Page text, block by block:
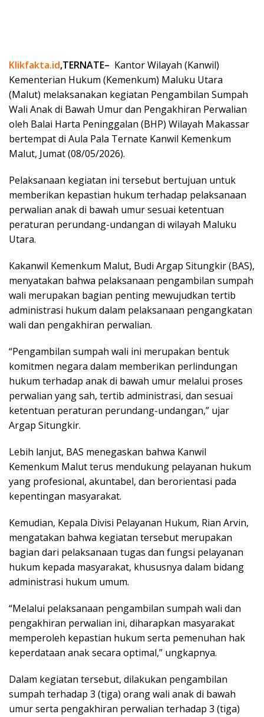
Klikfakta.id,TERNATE– Kantor Wilayah (Kanwil)
Kementerian Hukum (Kemenkum) Maluku Utara
(Malut) melaksanakan kegiatan Pengambilan Sumpah
Wali Anak di Bawah Umur dan Pengakhiran Perwalian
oleh Balai Harta Peninggalan (BHP) Wilayah Makassar
bertempat di Aula Pala Ternate Kanwil Kemenkum
Malut, Jumat (08/05/2026).
Pelaksanaan kegiatan ini tersebut bertujuan untuk
memberikan kepastian hukum terhadap pelaksanaan
perwalian anak di bawah umur sesuai ketentuan
peraturan perundang-undangan di wilayah Maluku
Utara.
Kakanwil Kemenkum Malut, Budi Argap Situngkir (BAS),
menyatakan bahwa pelaksanaan pengambilan sumpah
wali merupakan bagian penting mewujudkan tertib
administrasi hukum dalam pelaksanaan pengangkatan
wali dan pengakhiran perwalian.
“Pengambilan sumpah wali ini merupakan bentuk
komitmen negara dalam memberikan perlindungan
hukum terhadap anak di bawah umur melalui proses
perwalian yang sah, tertib administrasi, dan sesuai
ketentuan peraturan perundang-undangan,” ujar
Argap Situngkir.
Lebih lanjut, BAS menegaskan bahwa Kanwil
Kemenkum Malut terus mendukung pelayanan hukum
yang profesional, akuntabel, dan berorientasi pada
kepentingan masyarakat.
Kemudian, Kepala Divisi Pelayanan Hukum, Rian Arvin,
mengatakan bahwa kegiatan tersebut merupakan
bagian dari pelaksanaan tugas dan fungsi pelayanan
hukum kepada masyarakat, khususnya dalam bidang
administrasi hukum umum.
“Melalui pelaksanaan pengambilan sumpah wali dan
pengakhiran perwalian ini, diharapkan masyarakat
memperoleh kepastian hukum serta pemenuhan hak
keperdataan anak secara optimal,” ungkapnya.
Dalam kegiatan tersebut, dilakukan pengambilan
sumpah terhadap 3 (tiga) orang wali anak di bawah
umur serta pengakhiran perwalian terhadap 3 (tiga)